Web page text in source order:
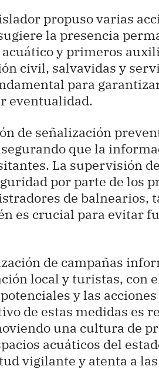
propuso varias
la presencia
y primeros
civil, salvavidas y
para
eventualidad.
de señalización
que la
La supervisión
por parte de los
de balnearios,
es crucial para evitar
de campañas
local y turistas, con
y las
de estas medidas es
una cultura de
acuáticos del
vigilante y atenta a las